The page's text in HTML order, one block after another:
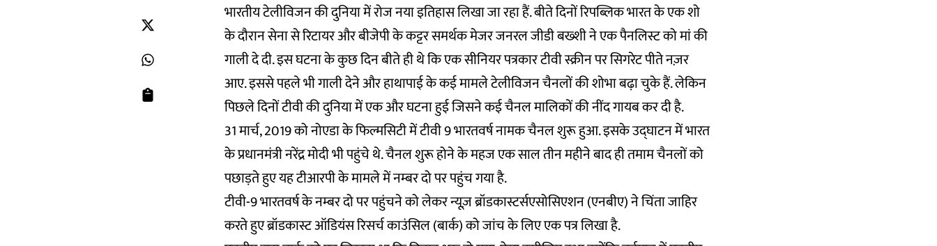
भारतीय टेलीविजन की दुनिया में रोज नया इतिहास लिखा जा रहा हैं. बीते दिनों रिपब्लिक भारत के एक शो
के दौरान सेना से रिटायर और बीजेपी के कट्टर समर्थक मेजर जनरल जीडी बख्शी ने एक पैनलिस्ट को मां की
गाली दे दी. इस घटना के कुछ दिन बीते ही थे कि एक सीनियर पत्रकार टीवी स्क्रीन पर सिगरेट पीते नज़र
आए. इससे पहले भी गाली देने और हाथापाई के कई मामले टेलीविजन चैनलों की शोभा बढ़ा चुके हैं. लेकिन
पिछले दिनों टीवी की दुनिया में एक और घटना हुई जिसने कई चैनल मालिकों की नींद गायब कर दी है.
31 मार्च, 2019 को नोएडा के फिल्मसिटी में टीवी 9 भारतवर्ष नामक चैनल शुरू हुआ. इसके उद्घाटन में भारत
के प्रधानमंत्री नरेंद्र मोदी भी पहुंचे थे. चैनल शुरू होने के महज एक साल तीन महीने बाद ही तमाम चैनलों को
पछाड़ते हुए यह टीआरपी के मामले में नम्बर दो पर पहुंच गया है.
टीवी-9 भारतवर्ष के नम्बर दो पर पहुंचने को लेकर न्यूज़ ब्रॉडकास्टर्सएसोसिएशन (एनबीए) ने चिंता जाहिर
करते हुए ब्रॉडकास्ट ऑडियंस रिसर्च काउंसिल (बार्क) को जांच के लिए एक पत्र लिखा है.